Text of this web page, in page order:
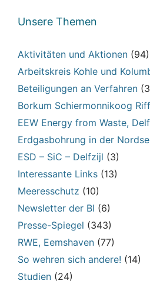
Unsere Themen
Aktivitäten und Aktionen (94)
Arbeitskreis Kohle und
Beteiligungen an Verfahren
Borkum Schiermonnikoog
EEW Energy from Waste,
Erdgasbohrung in der
ESD – SiC – Delfzijl (3)
Interessante Links (13)
Meeresschutz (10)
Newsletter der BI (6)
Presse-Spiegel (343)
RWE, Eemshaven (77)
So wehren sich andere! (14)
Studien (24)